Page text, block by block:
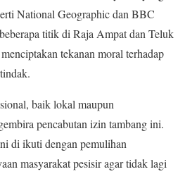
National Geographic dan BBC
titik di Raja Ampat dan Teluk
tekanan moral terhadap
baik lokal maupun
pencabutan izin tambang ini.
di ikuti dengan pemulihan
masyarakat pesisir agar tidak lagi